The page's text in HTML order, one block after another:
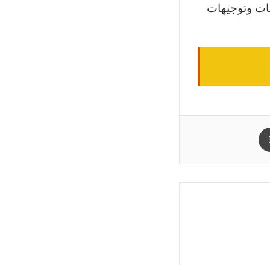
وتوجيهات